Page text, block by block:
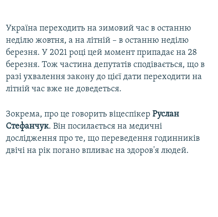
Україна переходить на зимовий час в останню
неділю жовтня, а на літній – в останню неділю
березня. У 2021 році цей момент припадає на 28
березня. Тож частина депутатів сподівається, що в
разі ухвалення закону до цієї дати переходити на
літній час вже не доведеться.
Зокрема, про це говорить віцеспікер Руслан
Стефанчук. Він посилається на медичні
дослідження про те, що переведення годинників
двічі на рік погано впливає на здоров'я людей.